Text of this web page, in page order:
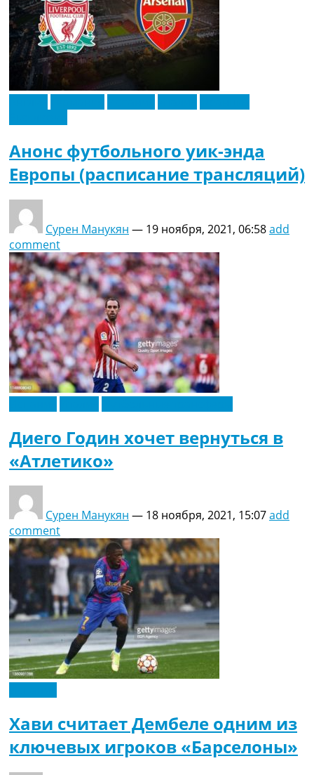
Анонс футбольного уик-энда
Европы (расписание трансляций)
Сурен Манукян — 19 ноября, 2021, 06:58add
comment
Диего Годин хочет вернуться в
«Атлетико»
Сурен Манукян — 18 ноября, 2021, 15:07add
comment
Хави считает Дембеле одним из
ключевых игроков «Барселоны»